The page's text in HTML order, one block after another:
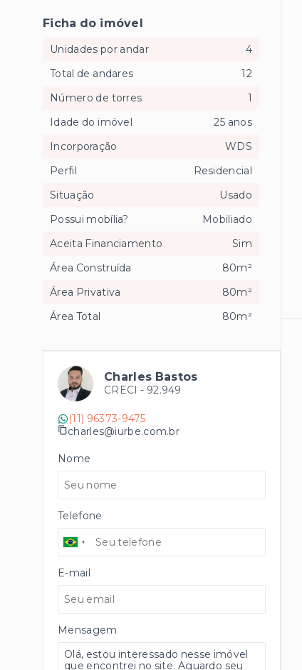
Ficha do imóvel
Unidades por andar
4
Total de andares
12
Número de torres
1
Idade do imóvel
25 anos
Incorporação
WDS
Perfil
Residencial
Situação
Usado
Possui mobília?
Mobiliado
Aceita Financiamento
Sim
Área Construída
80m²
Área Privativa
80m²
Área Total
80m²
Charles Bastos
CRECI - 92.949
(11) 96373-9475
charles@iurbe.com.br
Nome
Telefone
E-mail
Mensagem